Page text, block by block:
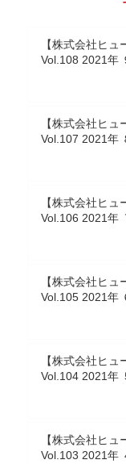
【株式会社ヒュ
Vol.108 2021年
【株式会社ヒュ
Vol.107 2021年
【株式会社ヒュ
Vol.106 2021年
【株式会社ヒュ
Vol.105 2021年
【株式会社ヒュ
Vol.104 2021年
【株式会社ヒュ
Vol.103 2021年